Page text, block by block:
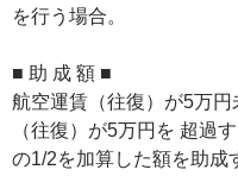
を行う場合。
■ 助 成 額 ■
航空運賃（往復）が5万
（往復）が5万円を 超過
の1/2を加算した額を助成